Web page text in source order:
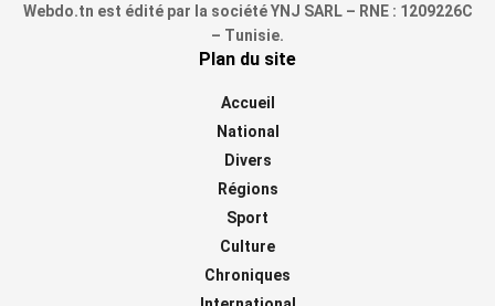
Webdo.tn est édité par la société YNJ SARL – RNE : 1209226C
– Tunisie.
Plan du site
Accueil
National
Divers
Régions
Sport
Culture
Chroniques